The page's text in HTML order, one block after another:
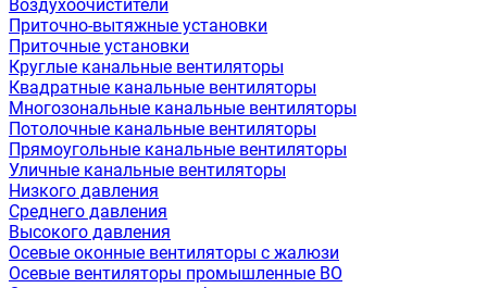
Воздухоочистители
Приточно-вытяжные установки
Приточные установки
Круглые канальные вентиляторы
Квадратные канальные вентиляторы
Многозональные канальные вентиляторы
Потолочные канальные вентиляторы
Прямоугольные канальные вентиляторы
Уличные канальные вентиляторы
Низкого давления
Среднего давления
Высокого давления
Осевые оконные вентиляторы с жалюзи
Осевые вентиляторы промышленные ВО